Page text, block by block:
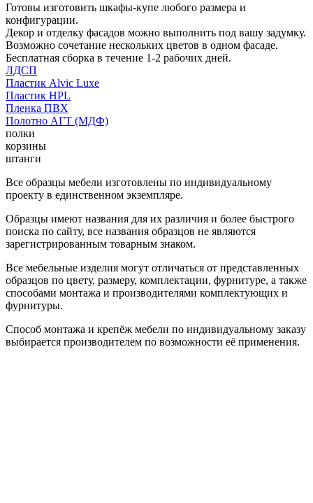
Готовы изготовить шкафы-купе любого размера и
конфигурации.
Декор и отделку фасадов можно выполнить под вашу задумку.
Возможно сочетание нескольких цветов в одном фасаде.
Бесплатная сборка в течение 1-2 рабочих дней.
ЛДСП
Пластик Alvic Luxe
Пластик HPL
Пленка ПВХ
Полотно АГТ (МДФ)
полки
корзины
штанги
Все образцы мебели изготовлены по индивидуальному
проекту в единственном экземпляре.
Образцы имеют названия для их различия и более быстрого
поиска по сайту, все названия образцов не являются
зарегистрированным товарным знаком.
Все мебельные изделия могут отличаться от представленных
образцов по цвету, размеру, комплектации, фурнитуре, а также
способами монтажа и производителями комплектующих и
фурнитуры.
Способ монтажа и крепёж мебели по индивидуальному заказу
выбирается производителем по возможности её применения.